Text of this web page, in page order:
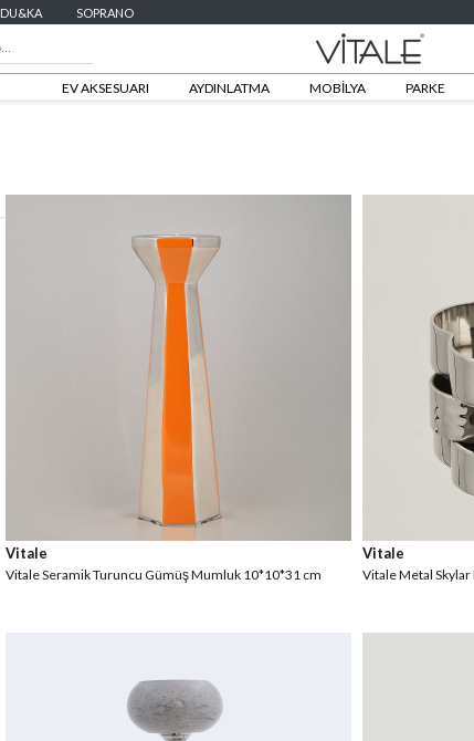
DU&KA SOPRANO
EV AKSESUARI AYDINLATMA MOBİLYA PARKE
Vitale
Vitale Seramik Turuncu Gümüş Mumluk 10*10*31 cm
Vitale
Vitale Metal